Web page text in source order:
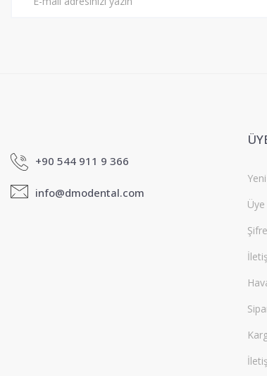
Bu ürüne benzer farklı alternatifler olmalı.
+90 544 911 9 366
info@dmodental.com